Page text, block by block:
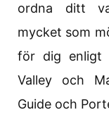
ordna ditt
mycket som
för dig enligt
Valley och
Guide och